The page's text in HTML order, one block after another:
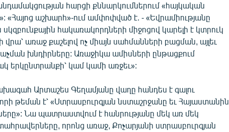
հարցի քննարկումներում «հայկական
աշխարհ»-ում ամփոփված է. - «Եվրամիությանը
հակառակորդների միջոցով կարելի է կտրուկ
վրա՝ առաջ քաշելով ոչ միայն սահմանների բացման, այլեւ
խնդիրները: Առաջիկա ամիսների ընթացքում
երկընտրանքի՝ կամ կամի առջեւ»:
Արտաշես Գեղամյանը վաղը հանդես է գալու
որի թեման է՝ «Ստրասբուրգյան նստաշրջանը եւ Հայաստանին
Նա պատրաստվում է հանրությանը մեկ առ մեկ
որոնց առաջ, Քոչարյանի ստրասբուրգյան